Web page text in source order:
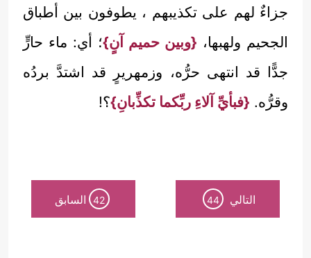
جزاءٌ لهم على تكذيبهم ، يطوفون بين أطباق
الجحيم ولهبها، {وبين حميم آنٍ}؛ أي: ماء حارٍّ
جدًّا قد انتهى حرُّه، وزمهريرٍ قد اشتدَّ بردُه
وقرُّه. {فبأيِّ آلاءِ ربِّكما تكذِّبانِ}؟!
التالي 44
42 السابق